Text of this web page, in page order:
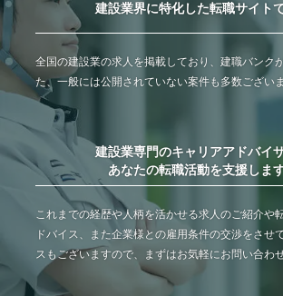
建設業界に特化した転職サイトで
全国の建設業の求人を掲載しており、建職バンク
た、一般には公開されていない案件も多数ございま
建設業専門のキャリアアドバイ
あなたの転職活動を支援します
これまでの経歴や人柄を活かせる求人のご紹介や
ドバイス、また企業様との雇用条件の交渉をさせ
スもございますので、まずはお気軽にお問い合わ